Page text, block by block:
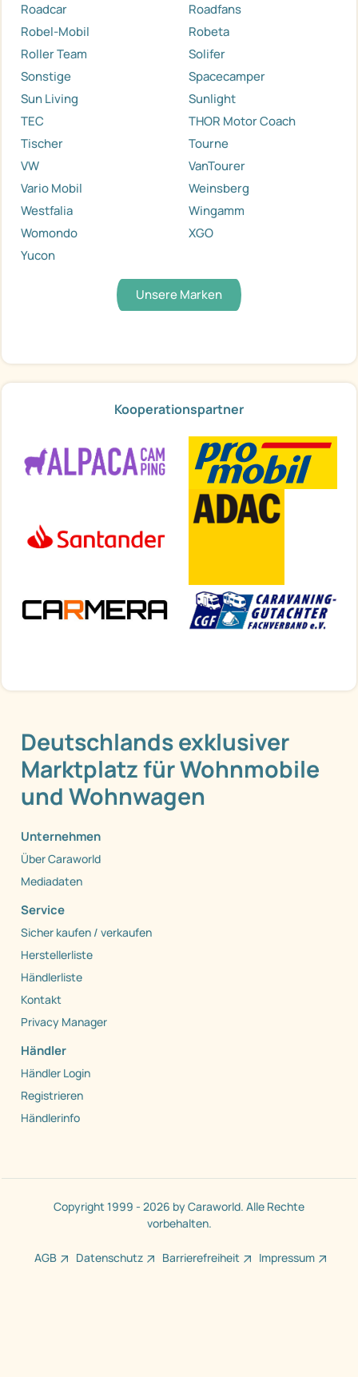
Roadcar
Roadfans
Robel-Mobil
Robeta
Roller Team
Solifer
Sonstige
Spacecamper
Sun Living
Sunlight
TEC
THOR Motor Coach
Tischer
Tourne
VW
VanTourer
Vario Mobil
Weinsberg
Westfalia
Wingamm
Womondo
XGO
Yucon
Unsere Marken
Kooperationspartner
Deutschlands exklusiver
Marktplatz für Wohnmobile
und Wohnwagen
Unternehmen
Über Caraworld
Mediadaten
Service
Sicher kaufen / verkaufen
Herstellerliste
Händlerliste
Kontakt
Privacy Manager
Händler
Händler Login
Registrieren
Händlerinfo
Copyright 1999 - 2026 by Caraworld. Alle Rechte
vorbehalten.
AGB Datenschutz Barrierefreiheit Impressum